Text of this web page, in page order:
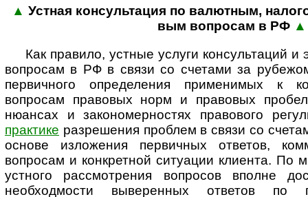
▲ Устная консультация по валютным,
вым воп­ро­сам в РФ ▲
Как правило, устные услуги консультаций
вопросам в РФ в связи со счетами за
первичного определения применимых к
вопросам правовых норм и правовых
нюансах и закономерностях правового
практике разрешения проблем в связи со
основе изложения первичных ответов,
вопросам и конкретной ситуации клиента. По
устного рассмотрения вопросов вполне
необходмости выверенных ответов